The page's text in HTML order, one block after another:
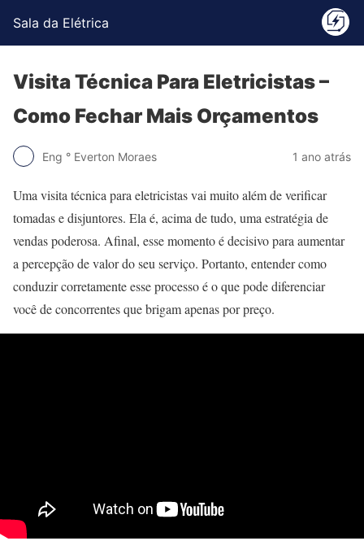
Sala da Elétrica
Visita Técnica Para Eletricistas –
Como Fechar Mais Orçamentos
Eng ° Everton Moraes 1 ano atrás
Uma visita técnica para eletricistas vai muito além de verificar
tomadas e disjuntores. Ela é, acima de tudo, uma estratégia de
vendas poderosa. Afinal, esse momento é decisivo para aumentar
a percepção de valor do seu serviço. Portanto, entender como
conduzir corretamente esse processo é o que pode diferenciar
você de concorrentes que brigam apenas por preço.